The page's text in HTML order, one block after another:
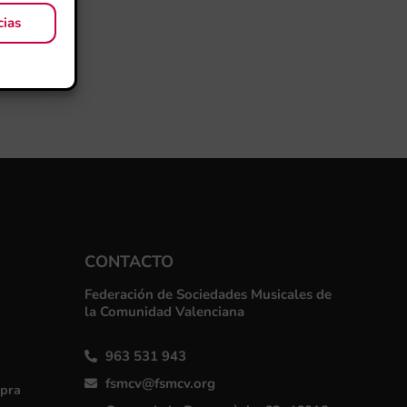
CONTACTO
Federación de Sociedades Musicales de
la Comunidad Valenciana
963 531 943
fsmcv@fsmcv.org